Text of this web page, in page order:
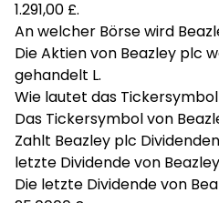
1.291,00 £.
An welcher Börse wird
Die Aktien von Beazley plc
gehandelt L.
Wie lautet das
Das Tickersymbol von
Zahlt Beazley plc
letzte Dividende von
Die letzte Dividende von